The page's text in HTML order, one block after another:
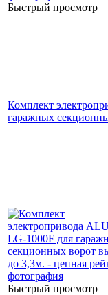
Быстрый просмотр
Комплект
гаражных
Быстрый просмотр